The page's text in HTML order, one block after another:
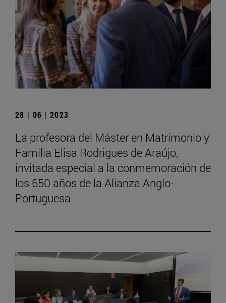
28 | 06 | 2023
La profesora del Máster en Matrimonio y
Familia Elisa Rodrigues de Araújo,
invitada especial a la conmemoración de
los 650 años de la Alianza Anglo-
Portuguesa